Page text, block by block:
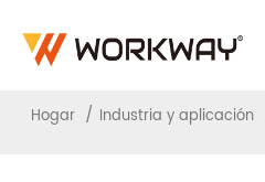
Hogar / Industria y aplicación